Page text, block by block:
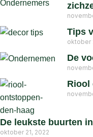
Tips
oktober
De
Riool
De leukste buurten
oktober 21, 2022